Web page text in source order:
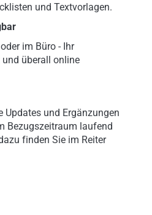
und Textvorlagen.
im Büro - Ihr
überall online
Updates und Ergänzungen
Bezugszeitraum laufend
finden Sie im Reiter